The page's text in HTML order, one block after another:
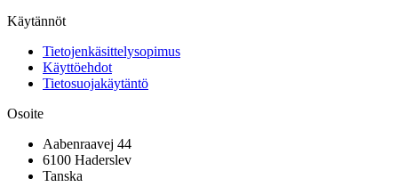
Käytännöt
Tietojenkäsittelysopimus
Käyttöehdot
Tietosuojakäytäntö
Osoite
Aabenraavej 44
6100 Haderslev
Tanska